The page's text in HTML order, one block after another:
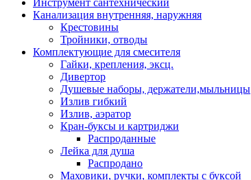
Инструмент сантехнический
Канализация внутренняя, наружняя
Крестовины
Тройники, отводы
Комплектующие для смесителя
Гайки, крепления, эксц.
Дивертор
Душевые наборы, держатели,мыльницы
Излив гибкий
Излив, аэратор
Кран-буксы и картриджи
Распроданные
Лейка для душа
Распродано
Маховики, ручки, комплекты с буксой